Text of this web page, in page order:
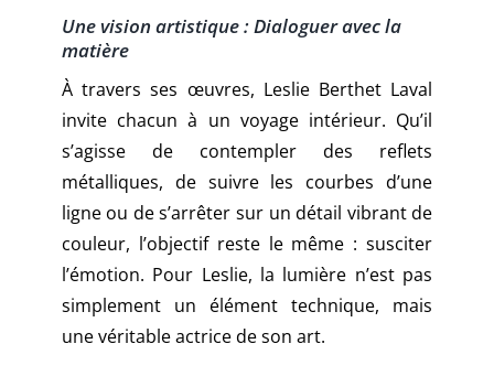
Une vision artistique : Dialoguer avec la
matière
À travers ses œuvres, Leslie Berthet Laval
invite chacun à un voyage intérieur. Qu’il
s’agisse de contempler des reflets
métalliques, de suivre les courbes d’une
ligne ou de s’arrêter sur un détail vibrant de
couleur, l’objectif reste le même : susciter
l’émotion. Pour Leslie, la lumière n’est pas
simplement un élément technique, mais
une véritable actrice de son art.